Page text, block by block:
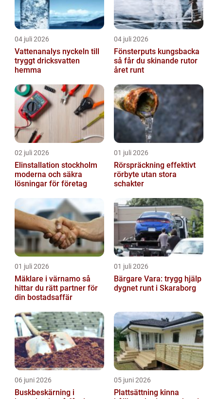
04 juli 2026
Vattenanalys nyckeln till
tryggt dricksvatten
hemma
04 juli 2026
Fönsterputs kungsbacka
så får du skinande rutor
året runt
02 juli 2026
Elinstallation stockholm
moderna och säkra
lösningar för företag
01 juli 2026
Rörspräckning effektivt
rörbyte utan stora
schakter
01 juli 2026
Mäklare i värnamo så
hittar du rätt partner för
din bostadsaffär
01 juli 2026
Bärgare Vara: trygg hjälp
dygnet runt i Skaraborg
06 juni 2026
Buskbeskärning i
05 juni 2026
Plattsättning kinna